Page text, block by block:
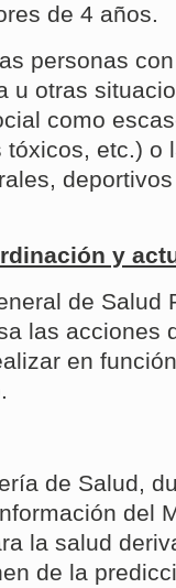
de 4 años.
personas
u otras
como
etc.) o
y
de Salud
las acciones
en
de Salud,
del
la salud
de la